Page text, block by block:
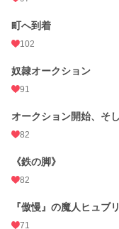
町へ到着
102
奴隷オークション
91
オークション開始、そ
82
《鉄の脚》
82
『傲慢』の魔人ヒュブ
71